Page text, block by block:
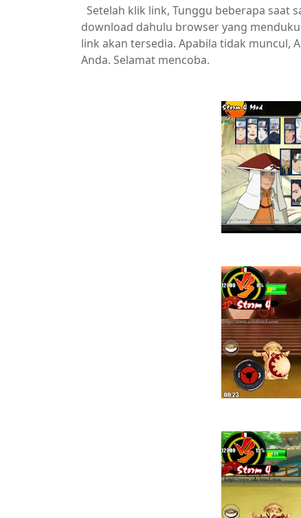
Setelah klik link, Tunggu beberapa saat
download dahulu browser yang
link akan tersedia. Apabila tidak muncul,
Anda. Selamat mencoba.